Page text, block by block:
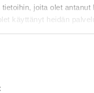
joita olet antanut
käyttänyt heidän